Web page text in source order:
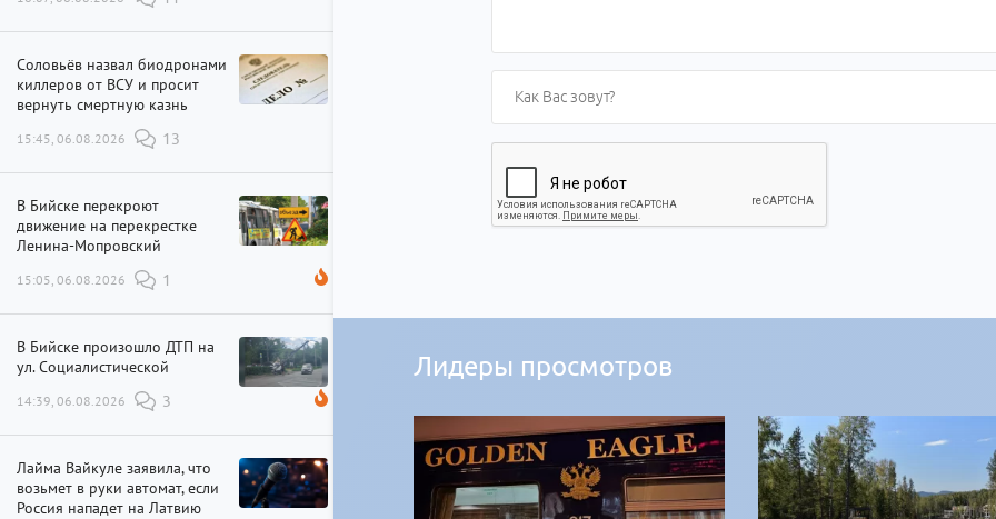
Соловьёв назвал биодронами
киллеров от ВСУ и просит
вернуть смертную казнь
15:45, 06.08.2026 13
В Бийске перекроют
движение на перекрестке
Ленина-Мопровский
15:05, 06.08.2026 1
В Бийске произошло ДТП на
ул. Социалистической
14:39, 06.08.2026 3
Лайма Вайкуле заявила, что
возьмет в руки автомат, если
Россия нападет на Латвию
Лидеры просмотров